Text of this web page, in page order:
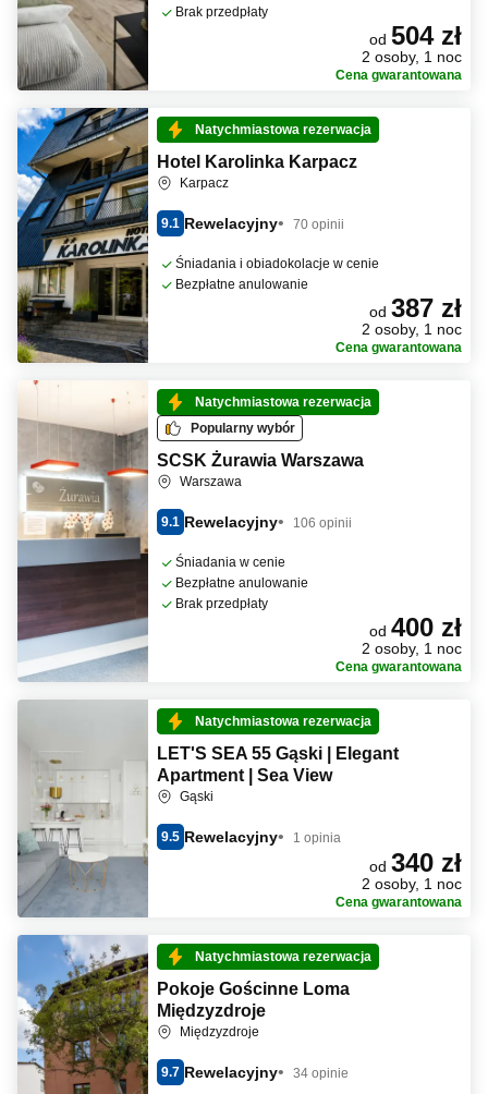
Brak przedpłaty
od 504 zł
2 osoby, 1 noc
Cena gwarantowana
Natychmiastowa rezerwacja
Hotel Karolinka Karpacz
Karpacz
9.1 Rewelacyjny 70 opinii
Śniadania i obiadokolacje w cenie
Bezpłatne anulowanie
od 387 zł
2 osoby, 1 noc
Cena gwarantowana
Natychmiastowa rezerwacja
Popularny wybór
SCSK Żurawia Warszawa
Warszawa
9.1 Rewelacyjny 106 opinii
Śniadania w cenie
Bezpłatne anulowanie
Brak przedpłaty
od 400 zł
2 osoby, 1 noc
Cena gwarantowana
Natychmiastowa rezerwacja
LET'S SEA 55 Gąski | Elegant
Apartment | Sea View
Gąski
9.5 Rewelacyjny 1 opinia
od 340 zł
2 osoby, 1 noc
Cena gwarantowana
Natychmiastowa rezerwacja
Pokoje Gościnne Loma
Międzyzdroje
Międzyzdroje
9.7 Rewelacyjny 34 opinie